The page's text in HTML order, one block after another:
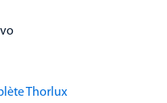
Thorlux